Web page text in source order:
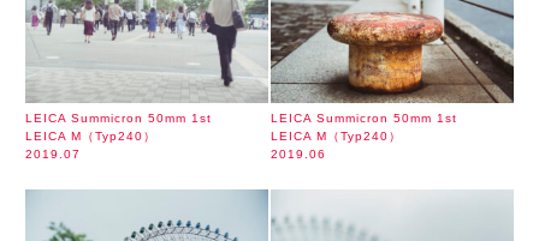
LEICA Summicron 50mm 1st
LEICA M（Typ240）
2019.07
LEICA Summicron 50mm 1st
LEICA M（Typ240）
2019.06